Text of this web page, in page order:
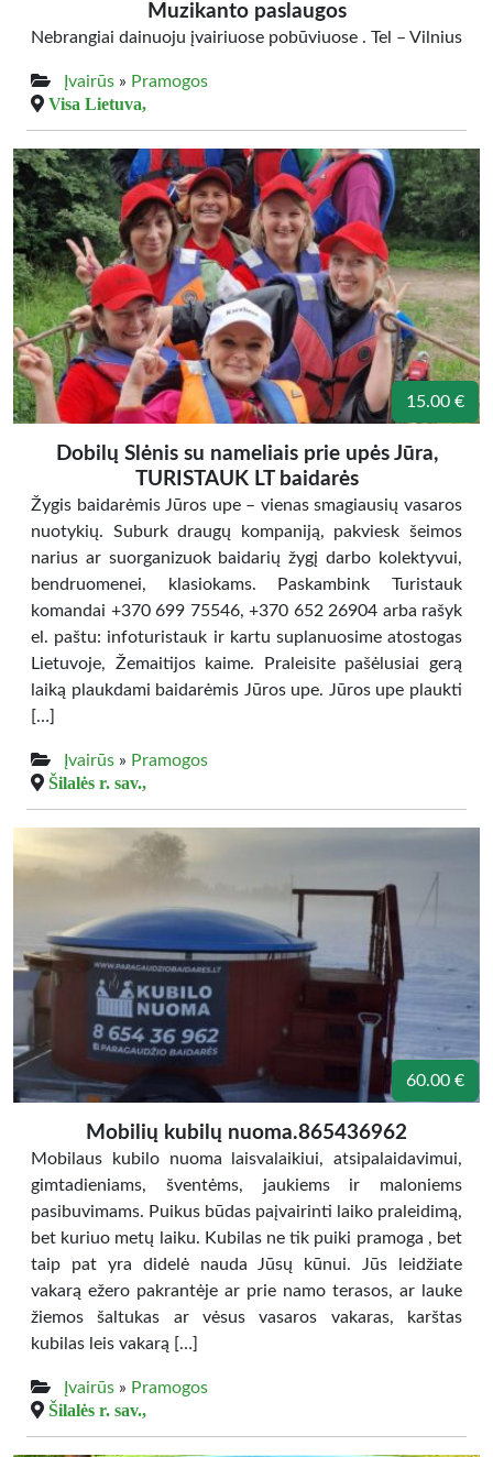
Muzikanto paslaugos
Nebrangiai dainuoju įvairiuose pobūviuose . Tel – Vilnius
Įvairūs » Pramogos
Visa Lietuva,
15.00 €
Dobilų Slėnis su nameliais prie upės Jūra,
TURISTAUK LT baidarės
Žygis baidarėmis Jūros upe – vienas smagiausių vasaros
nuotykių. Suburk draugų kompaniją, pakviesk šeimos
narius ar suorganizuok baidarių žygį darbo kolektyvui,
bendruomenei, klasiokams. Paskambink Turistauk
komandai +370 699 75546, +370 652 26904 arba rašyk
el. paštu: infoturistauk ir kartu suplanuosime atostogas
Lietuvoje, Žemaitijos kaime. Praleisite pašėlusiai gerą
laiką plaukdami baidarėmis Jūros upe. Jūros upe plaukti
[…]
Įvairūs » Pramogos
Šilalės r. sav.,
60.00 €
Mobilių kubilų nuoma.865436962
Mobilaus kubilo nuoma laisvalaikiui, atsipalaidavimui,
gimtadieniams, šventėms, jaukiems ir maloniems
pasibuvimams. Puikus būdas paįvairinti laiko praleidimą,
bet kuriuo metų laiku. Kubilas ne tik puiki pramoga , bet
taip pat yra didelė nauda Jūsų kūnui. Jūs leidžiate
vakarą ežero pakrantėje ar prie namo terasos, ar lauke
žiemos šaltukas ar vėsus vasaros vakaras, karštas
kubilas leis vakarą […]
Įvairūs » Pramogos
Šilalės r. sav.,